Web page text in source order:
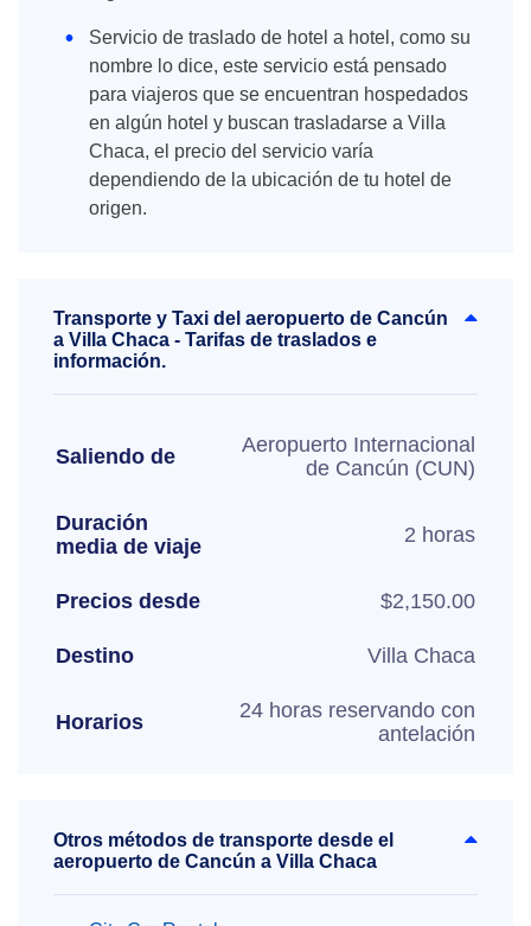
Servicio de traslado de hotel a hotel, como su
nombre lo dice, este servicio está pensado
para viajeros que se encuentran hospedados
en algún hotel y buscan trasladarse a Villa
Chaca, el precio del servicio varía
dependiendo de la ubicación de tu hotel de
origen.
Transporte y Taxi del aeropuerto de Cancún
a Villa Chaca - Tarifas de traslados e
información.
Saliendo de
Aeropuerto Internacional
de Cancún (CUN)
Duración
media de viaje
2 horas
Precios desde $2,150.00
Destino Villa Chaca
Horarios
24 horas reservando con
antelación
Otros métodos de transporte desde el
aeropuerto de Cancún a Villa Chaca